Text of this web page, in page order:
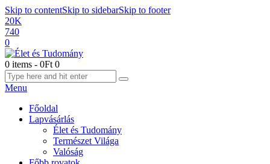
Skip to contentSkip to sidebarSkip to footer
20K
740
0
0 items - 0Ft 0
Menu
Főoldal
Lapvásárlás
Élet és Tudomány
Természet Világa
Valóság